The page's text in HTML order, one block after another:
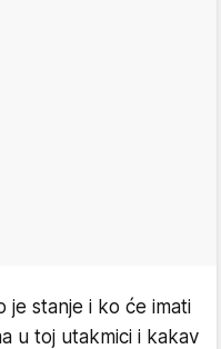
je stanje i ko će imati
u toj utakmici i kakav